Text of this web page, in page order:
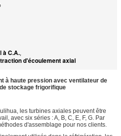
à C.A.,
d'écoulement axial
à haute pression avec ventilateur de
stockage frigorifique
les turbines axiales peuvent être
avec six séries : A, B, C, E, F, G. Par
d'assemblage pour nos clients.